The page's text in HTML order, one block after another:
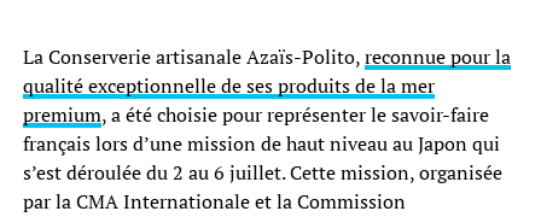
La Conserverie artisanale Azaïs-Polito,reconnue pour la
qualité exceptionnelle de ses produits de la mer
premium, a été choisie pour représenter le savoir-faire
français lors d’une mission de haut niveau au Japon qui
s’est déroulée du 2 au 6 juillet. Cette mission, organisée
par la CMA Internationale et la Commission